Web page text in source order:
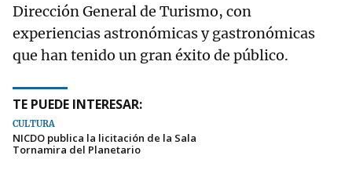
Dirección General de Turismo, con
experiencias astronómicas y gastronómicas
que han tenido un gran éxito de público.
TE PUEDE INTERESAR:
CULTURA
NICDO publica la licitación de la Sala
Tornamira del Planetario